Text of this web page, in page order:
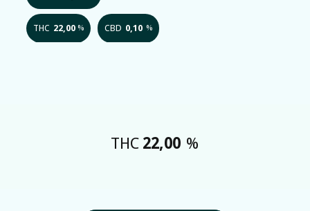
THC 22,00 % CBD 0,10 %
THC 22,00 %